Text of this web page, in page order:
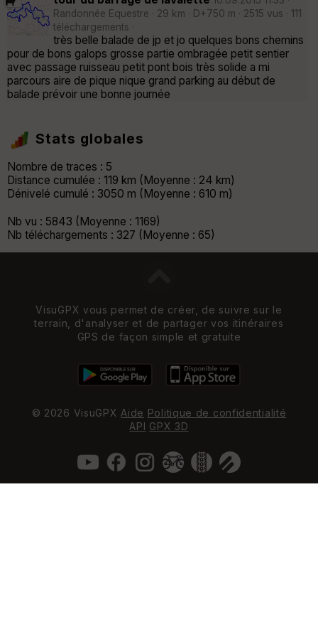
Randonnée Equestre · 29 km · D+750 m · 2515 vus · 111
téléchargements ·
très belle balade de jp et jo quelques bons chemins
pour de bons galops grosse partie ombragée petit sentier
avec passage ruisseau petit pont bois très solide a mi
parcours aire de pique nique grand parking au début de
balade prévoir une bonne journée
Stats globales
Nombre de traces : 5
Distance cumulée : 119 km (Moyenne : 24 km)
Dénivelé cumulé : 3050 m (Moyenne : 610 m)
Nb vu : 5843 (Moyenne : 1169)
Nb téléchargements : 327 (Moyenne : 65)
VisuGPX vous permet de créer, de suivre sur le
terrain, d'analyser et de partager vos itinéraires
GPS de façon simple et gratuite
© 2026 VisuGPX Aide Politique de confidentialité
API GPX 3D